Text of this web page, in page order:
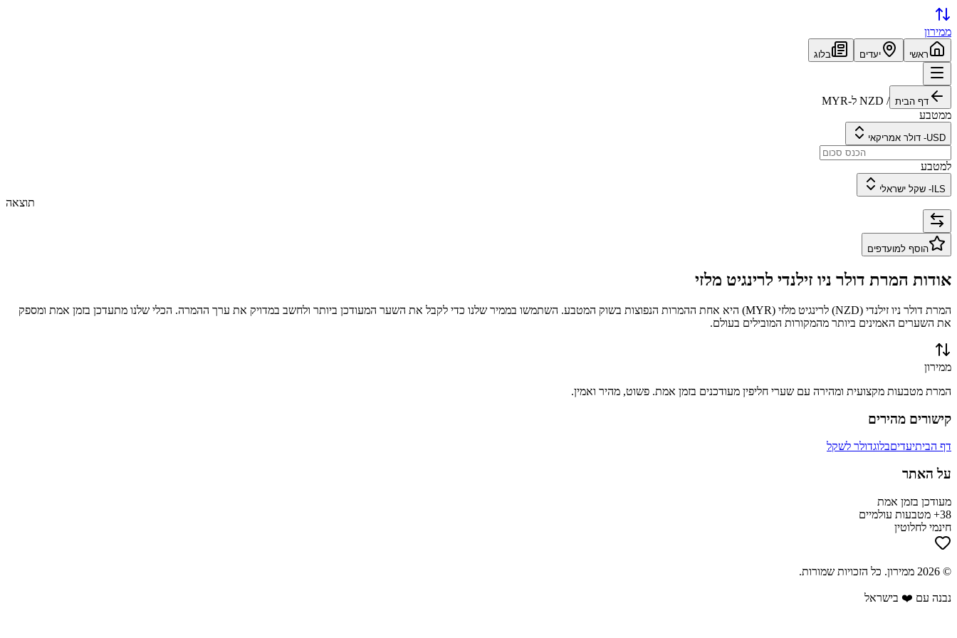
ממירון
ראשי יעדים בלוג
דף הבית /
NZD ל-MYR
ממטבע
USD
- דולר אמריקאי
למטבע
ILS
- שקל ישראלי
תוצאה
הוסף למועדפים
אודות המרת דולר ניו זילנדי לרינגיט מלזי
המרת דולר ניו זילנדי (
NZD) לרינגיט מלזי (
MYR) היא אחת ההמרות הנפוצות בשוק המטבע. השתמשו בממיר שלנו כדי לקבל את השער המעודכן ביותר ולחשב במדויק את ערך ההמרה. הכלי שלנו מתעדכן בזמן אמת ומספק
את השערים האמינים ביותר מהמקורות המובילים בעולם.
ממירון
המרת מטבעות מקצועית ומהירה עם שערי חליפין מעודכנים בזמן אמת. פשוט, מהיר ואמין.
קישורים מהירים
דף הביתיעדיםבלוגדולר לשקל
על האתר
מעודכן בזמן אמת
38+ מטבעות עולמיים
חינמי לחלוטין
©
2026 ממירון. כל הזכויות שמורות.
נבנה עם ❤️ בישראל